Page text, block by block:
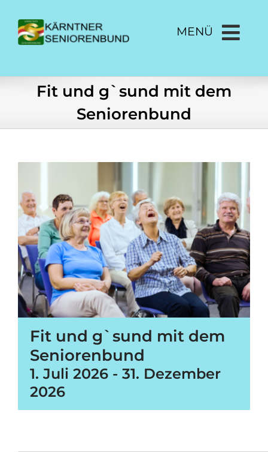
Inhalt
springen
MENÜ
Fit und g`sund mit dem
Seniorenbund
Fit und g`sund mit dem
Seniorenbund
1. Juli 2026 - 31. Dezember
2026